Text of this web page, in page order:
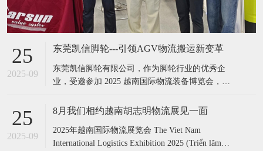
25
2025-09
东莞凯信脚轮---引领AGV物流搬运新变革
东莞凯信脚轮有限公司，作为脚轮行业的优秀企
业，受邀参加 2025 越南国际物流装备博览会，此
案，为物流搬运领域注入新活力。 凯信脚轮,展
流展,国际展会​凯信脚轮,展会,物流展, 越南展会,
脚轮
25
2025-09
8月我们相约越南胡志明物流展见一面
​2025年越南国际物流展览会 The Viet Nam
International Logistics Exhibition 2025 (Triển lãm